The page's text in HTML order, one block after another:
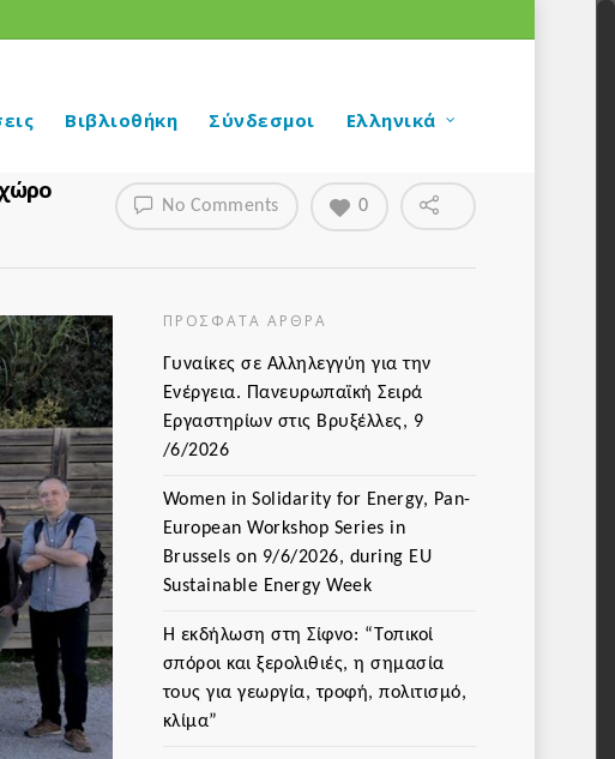
Βιβλιοθήκη Σύνδεσμοι Ελληνικά
No Comments 0
ΠΡΌΣΦΑΤΑ ΆΡΘΡΑ
Γυναίκες σε Αλληλεγγύη για την
Ενέργεια. Πανευρωπαϊκή Σειρά
Εργαστηρίων στις Βρυξέλλες, 9
/6/2026
Women in Solidarity for Energy, Pan-
European Workshop Series in
Brussels on 9/6/2026, during EU
Sustainable Energy Week
Η εκδήλωση στη Σίφνο: “Τοπικοί
σπόροι και ξερολιθιές, η σημασία
τους για γεωργία, τροφή, πολιτισμό,
κλίμα”